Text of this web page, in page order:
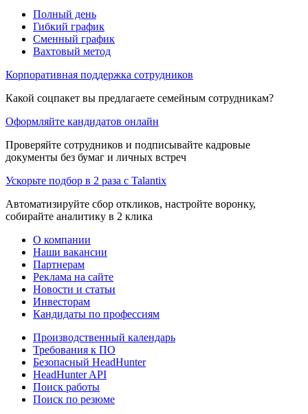
Полный день
Гибкий график
Сменный график
Вахтовый метод
Корпоративная поддержка сотрудников
Какой соцпакет вы предлагаете семейным сотрудникам?
Оформляйте кандидатов онлайн
Проверяйте сотрудников и подписывайте кадровые
документы без бумаг и личных встреч
Ускорьте подбор в 2 раза с Talantix
Автоматизируйте сбор откликов, настройте воронку,
собирайте аналитику в 2 клика
О компании
Наши вакансии
Партнерам
Реклама на сайте
Новости и статьи
Инвесторам
Кандидаты по профессиям
Производственный календарь
Требования к ПО
Безопасный HeadHunter
HeadHunter API
Поиск работы
Поиск по резюме